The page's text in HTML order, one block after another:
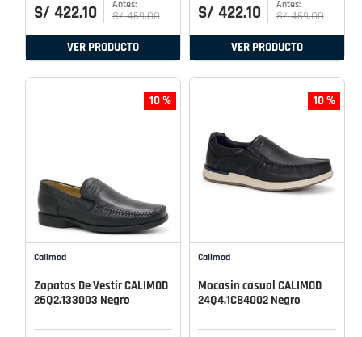
S/ 422.10 S/ 469.00
VER PRODUCTO
S/ 422.10 S/ 469.00
VER PRODUCTO
10 %
Calimod
Zapatos De Vestir CALIMOD
26Q2.133003 Negro
10 %
Calimod
Mocasin casual CALIMOD
24Q4.1CB4002 Negro